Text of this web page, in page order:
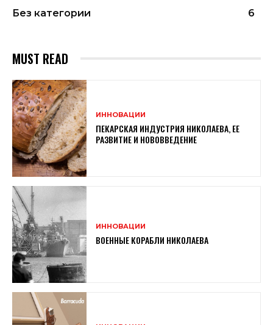
Без категории
6
MUST READ
ИННОВАЦИИ
ПЕКАРСКАЯ ИНДУСТРИЯ НИКОЛАЕВА, ЕЕ
РАЗВИТИЕ И НОВОВВЕДЕНИЕ
ИННОВАЦИИ
ВОЕННЫЕ КОРАБЛИ НИКОЛАЕВА